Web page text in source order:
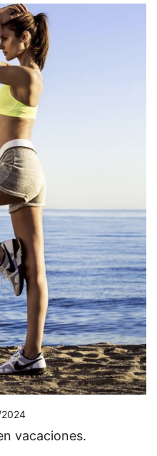
vacaciones.